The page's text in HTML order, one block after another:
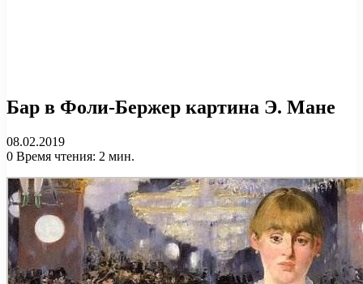
Бар в Фоли-Бержер картина Э. Мане
08.02.2019
0 Время чтения: 2 мин.